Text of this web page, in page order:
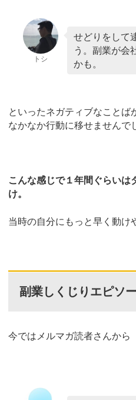
トシ
せどりをして
う。副業が会
かも。
といったネガティブなことば
なかなか行動に移せませんで
こんな感じで１年間ぐらいは
け。
当時の自分にもっと早く動け
副業しくじりエピソ
今ではメルマガ読者さんから